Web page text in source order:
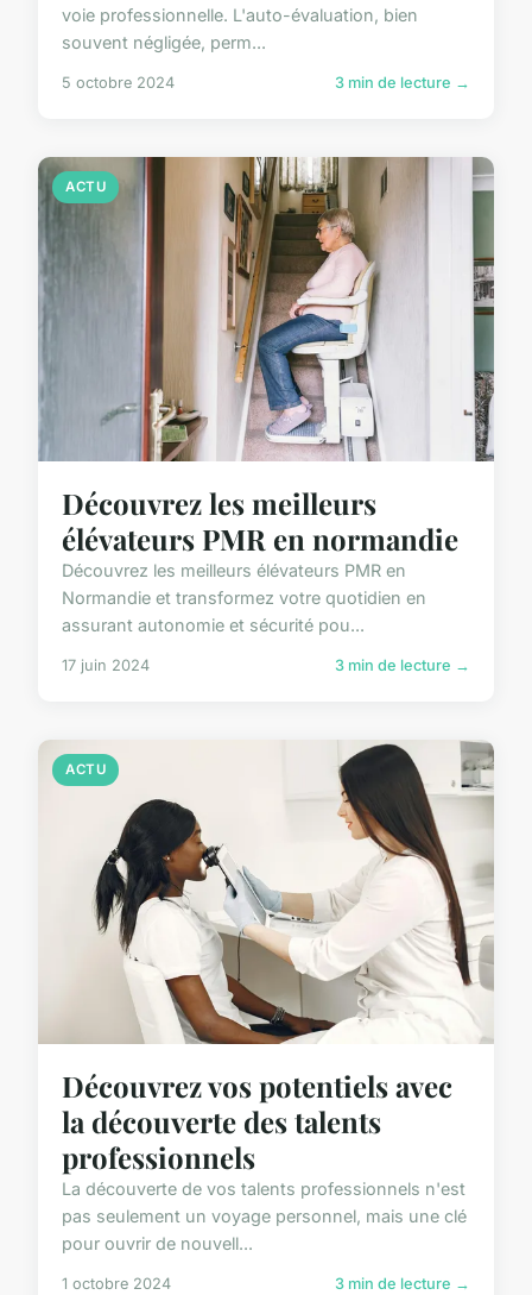
voie professionnelle. L'auto-évaluation, bien
souvent négligée, perm...
5 octobre 2024 3 min de lecture →
ACTU
Découvrez les meilleurs
élévateurs PMR en normandie
Découvrez les meilleurs élévateurs PMR en
Normandie et transformez votre quotidien en
assurant autonomie et sécurité pou...
17 juin 2024 3 min de lecture →
ACTU
Découvrez vos potentiels avec
la découverte des talents
professionnels
La découverte de vos talents professionnels n'est
pas seulement un voyage personnel, mais une clé
pour ouvrir de nouvell...
1 octobre 2024 3 min de lecture →